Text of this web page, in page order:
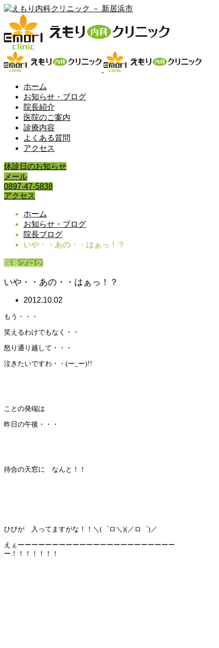
ホーム
お知らせ・ブログ
院長紹介
医院のご案内
診療内容
よくある質問
アクセス
休診日のお知らせ
メール
0897-47-5838
アクセス
ホーム
お知らせ・ブログ
院長ブログ
いや・・あの・・はぁっ！？
院長ブログ
いや・・あの・・はぁっ！？
2012.10.02
もう・・・
笑えるわけでもなく・・
怒り通り越して・・・
泣きたいですわ・・(ー_ー)!!
ことの発端は
昨日の午後・・・
待合の天窓に なんと！！
ひびが 入ってますがな！！＼(゜ロ＼)(／ロ゜)／
えぇーーーーーーーーーーーーーーーーーーーーーーー
ー！！！！！！！